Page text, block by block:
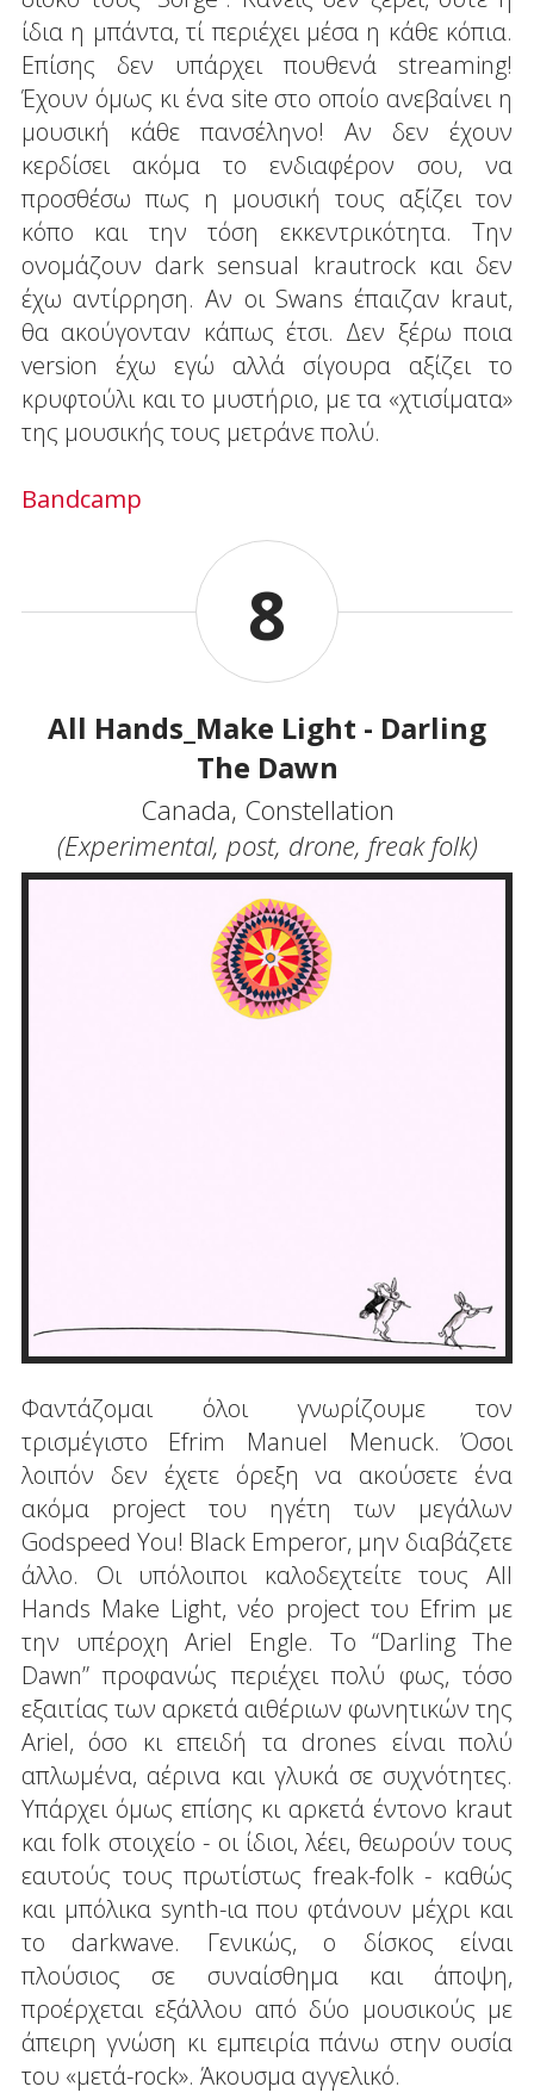
ίδια η μπάντα, τί περιέχει μέσα η κάθε κόπια.
Επίσης δεν υπάρχει πουθενά streaming!
Έχουν όμως κι ένα site στο οποίο ανεβαίνει η
μουσική κάθε πανσέληνο! Αν δεν έχουν
κερδίσει ακόμα το ενδιαφέρον σου, να
προσθέσω πως η μουσική τους αξίζει τον
κόπο και την τόση εκκεντρικότητα. Την
ονομάζουν dark sensual krautrock και δεν
έχω αντίρρηση. Αν οι Swans έπαιζαν kraut,
θα ακούγονταν κάπως έτσι. Δεν ξέρω ποια
version έχω εγώ αλλά σίγουρα αξίζει το
κρυφτούλι και το μυστήριο, με τα «χτισίματα»
της μουσικής τους μετράνε πολύ.
Bandcamp
8
All Hands_Make Light - Darling
The Dawn
Canada, Constellation
(Experimental, post, drone, freak folk)
Φαντάζομαι όλοι γνωρίζουμε τον
τρισμέγιστο Efrim Manuel Menuck. Όσοι
λοιπόν δεν έχετε όρεξη να ακούσετε ένα
ακόμα project του ηγέτη των μεγάλων
Godspeed You! Black Emperor, μην διαβάζετε
άλλο. Οι υπόλοιποι καλοδεχτείτε τους All
Hands Make Light, νέο project του Efrim με
την υπέροχη Ariel Engle. Το “Darling The
Dawn” προφανώς περιέχει πολύ φως, τόσο
εξαιτίας των αρκετά αιθέριων φωνητικών της
Ariel, όσο κι επειδή τα drones είναι πολύ
απλωμένα, αέρινα και γλυκά σε συχνότητες.
Υπάρχει όμως επίσης κι αρκετά έντονο kraut
και folk στοιχείο - οι ίδιοι, λέει, θεωρούν τους
εαυτούς τους πρωτίστως freak-folk - καθώς
και μπόλικα synth-ια που φτάνουν μέχρι και
το darkwave. Γενικώς, ο δίσκος είναι
πλούσιος σε συναίσθημα και άποψη,
προέρχεται εξάλλου από δύο μουσικούς με
άπειρη γνώση κι εμπειρία πάνω στην ουσία
του «μετά-rock». Άκουσμα αγγελικό.